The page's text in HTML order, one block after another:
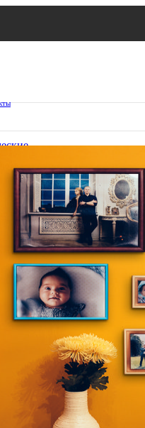
миру